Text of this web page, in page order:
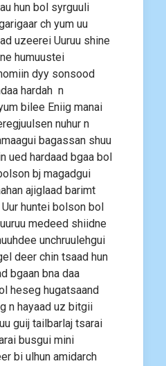
hun bol syrguuli
ch yum uu
uzeerei Uuruu shine
humuustei
dyy sonsood
hardah n
bilee Eniig manai
nuhur n
bagassan shuu
ued hardaad bgaa bol
bj magadgui
ajiglaad barimt
huntei bolson bol
medeed shiidne
unchruulehgui
deer chin tsaad hun
bgaan bna daa
heseg hugatsaand
n hayaad uz bitgii
guij tailbarlaj tsarai
busgui mini
bi ulhun amidarch